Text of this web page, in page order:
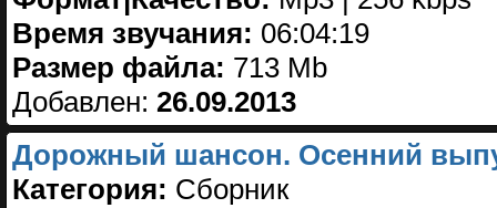
Время звучания: 06:04:19
Размер файла: 713 Mb
Добавлен: 26.09.2013
Дорожный шансон. Осенний
Категория: Сборник